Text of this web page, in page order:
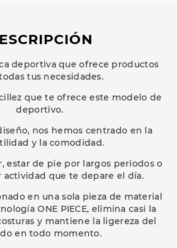
deportiva que ofrece productos
tus necesidades.
que te ofrece este modelo de
deportivo.
nos hemos centrado en la
y la comodidad.
estar de pie por largos periodos o
actividad que te depare el día.
en una sola pieza de material
ONE PIECE, elimina casi la
y mantiene la ligereza del
en todo momento.